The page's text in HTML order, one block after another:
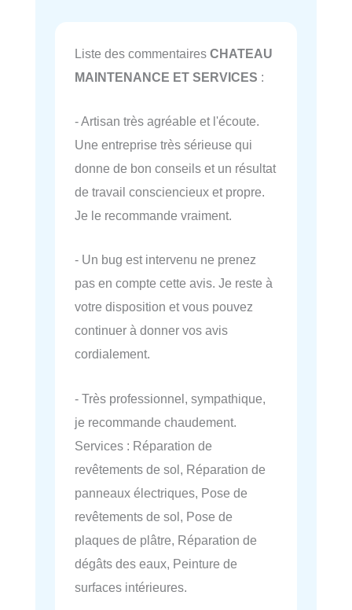
Liste des commentaires CHATEAU
MAINTENANCE ET SERVICES :
- Artisan très agréable et l'écoute.
Une entreprise très sérieuse qui
donne de bon conseils et un résultat
de travail consciencieux et propre.
Je le recommande vraiment.
- Un bug est intervenu ne prenez
pas en compte cette avis. Je reste à
votre disposition et vous pouvez
continuer à donner vos avis
cordialement.
- Très professionnel, sympathique,
je recommande chaudement.
Services : Réparation de
revêtements de sol, Réparation de
panneaux électriques, Pose de
revêtements de sol, Pose de
plaques de plâtre, Réparation de
dégâts des eaux, Peinture de
surfaces intérieures.